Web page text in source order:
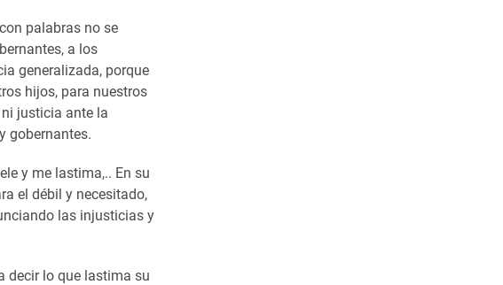
palabras no se
a los
generalizada, porque
hijos, para nuestros
justicia ante la
gobernantes.
y me lastima,.. En su
el débil y necesitado,
las injusticias y
decir lo que lastima su